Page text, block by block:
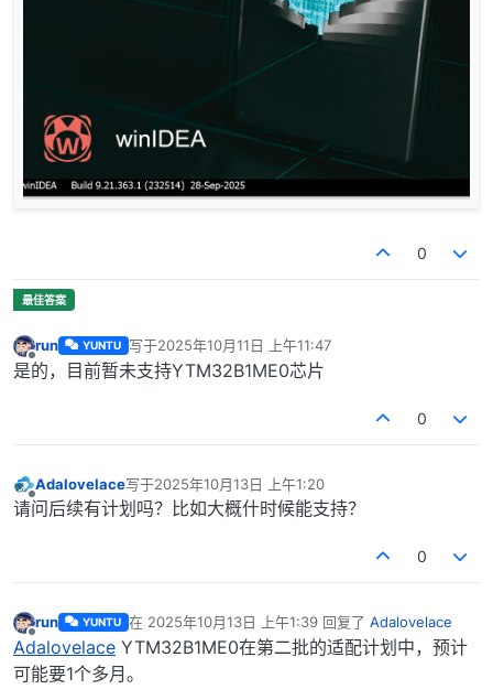
0
离线
run YUNTU 写于2025年10月11日 上午11:47
最后由 编辑
是的，目前暂未支持YTM32B1ME0芯片
0
离线
Adalovelace写于2025年10月13日 上午1:20
最后由 编辑
请问后续有计划吗？比如大概什时候能支持？
0
离线
run YUNTU 在 2025年10月13日 上午1:39回复了 Adalovelace
最后由 编辑
Adalovelace YTM32B1ME0在第二批的适配计划中，预计
可能要1个多月。